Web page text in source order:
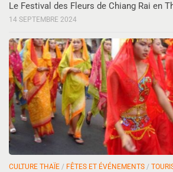
Le Festival des Fleurs de Chiang Rai en
14 SEPTEMBRE 2024
CULTURE THAÏE / FÊTES ET ÉVÉNEMENTS /